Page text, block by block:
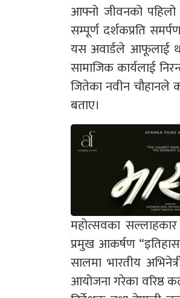
आफ्नो जीवनको पहिलो
सम्पूर्ण दर्शकप्रति
यस अवार्डले आफूलाई
सामाजिक कार्यलाई
जितेका नवीन चौहानले
बताए।
महोत्सवका सल्लाहकार
प्रमुख आकर्षण
सालमा भारतीय
आयोजना गरेका वरिष्ठ